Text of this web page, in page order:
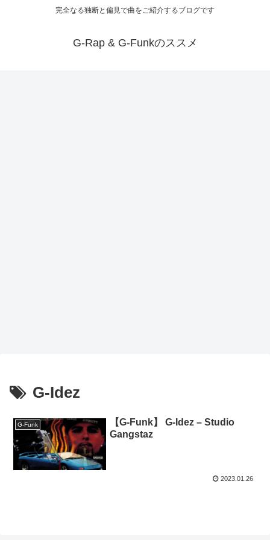
完全なる独断と偏見で曲をご紹介するブログです
G-Rap & G-Funkのススメ
G-Idez
G-Funk
【G-Funk】 G-Idez – Studio
Gangstaz
2023.01.26